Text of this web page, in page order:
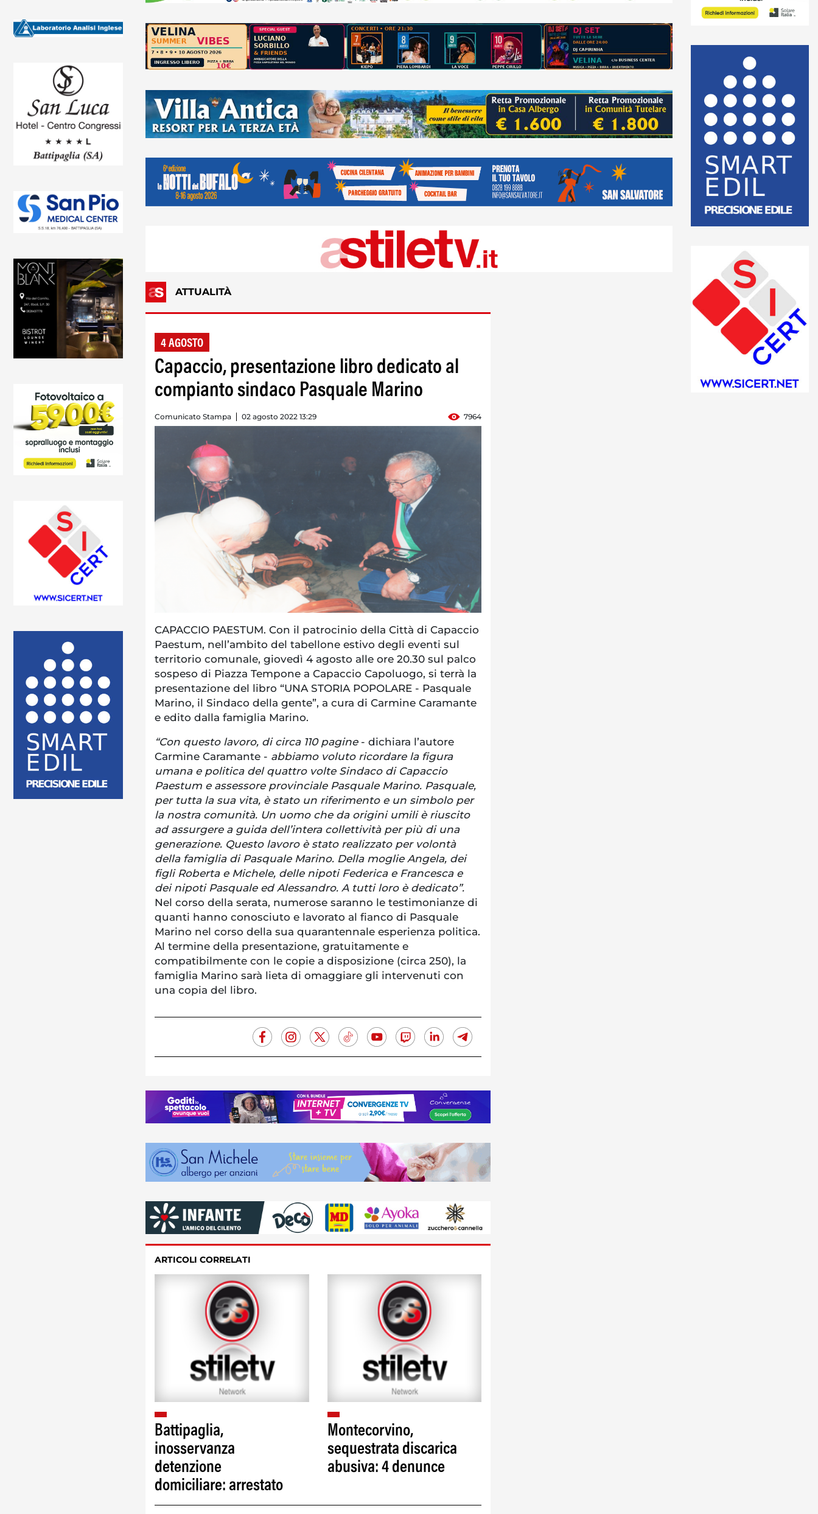
ATTUALITÀ
4 AGOSTO
Capaccio, presentazione libro dedicato al
compianto sindaco Pasquale Marino
Comunicato Stampa 02 agosto 2022 13:29 7964
CAPACCIO PAESTUM. Con il patrocinio della Città di Capaccio
Paestum, nell’ambito del tabellone estivo degli eventi sul
territorio comunale, giovedì 4 agosto alle ore 20.30 sul palco
sospeso di Piazza Tempone a Capaccio Capoluogo, si terrà la
presentazione del libro “UNA STORIA POPOLARE - Pasquale
Marino, il Sindaco della gente”, a cura di Carmine Caramante
e edito dalla famiglia Marino.
“Con questo lavoro, di circa 110 pagine- dichiara l’autore
Carmine Caramante - abbiamo voluto ricordare la figura
umana e politica del quattro volte Sindaco di Capaccio
Paestum e assessore provinciale Pasquale Marino. Pasquale,
per tutta la sua vita, è stato un riferimento e un simbolo per
la nostra comunità. Un uomo che da origini umili è riuscito
ad assurgere a guida dell’intera collettività per più di una
generazione. Questo lavoro è stato realizzato per volontà
della famiglia di Pasquale Marino. Della moglie Angela, dei
figli Roberta e Michele, delle nipoti Federica e Francesca e
dei nipoti Pasquale ed Alessandro. A tutti loro è dedicato”.
Nel corso della serata, numerose saranno le testimonianze di
quanti hanno conosciuto e lavorato al fianco di Pasquale
Marino nel corso della sua quarantennale esperienza politica.
Al termine della presentazione, gratuitamente e
compatibilmente con le copie a disposizione (circa 250), la
famiglia Marino sarà lieta di omaggiare gli intervenuti con
una copia del libro.
ARTICOLI CORRELATI
Battipaglia,
inosservanza
detenzione
domiciliare: arrestato
Montecorvino,
sequestrata discarica
abusiva: 4 denunce